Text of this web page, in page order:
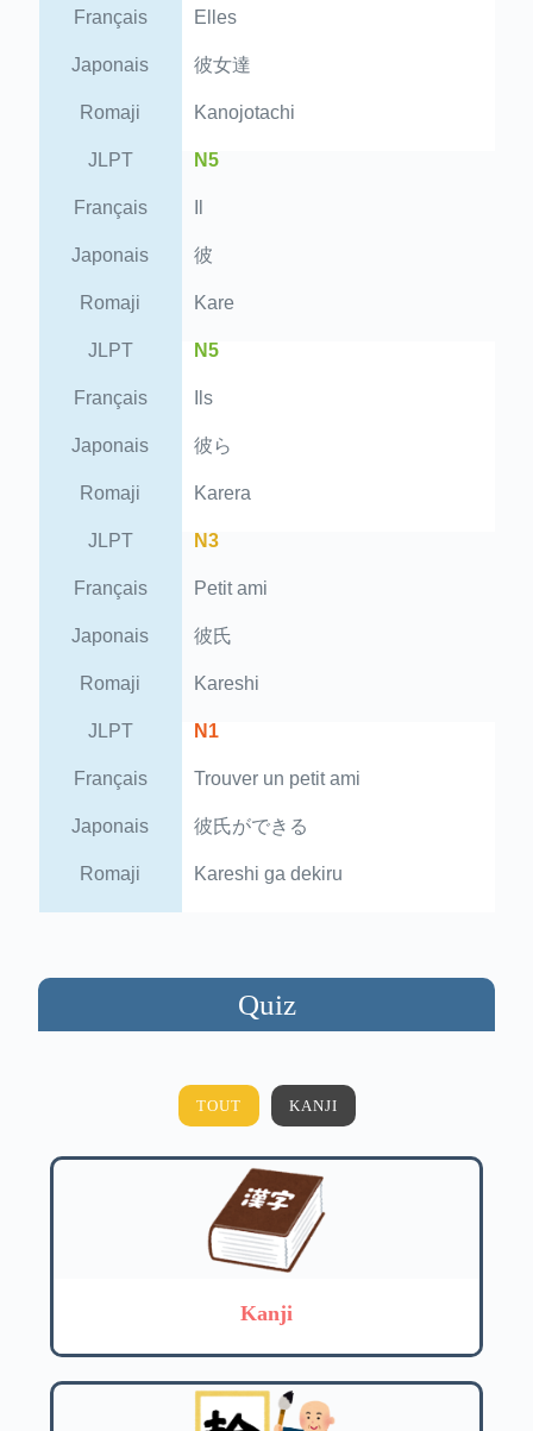
Français Elles
Japonais 彼女達
Romaji Kanojotachi
JLPT N5
Français
Japonais 彼
Romaji Kare
JLPT N5
Français Ils
Japonais 彼ら
Romaji Karera
JLPT N3
Français Petit ami
Japonais 彼氏
Romaji Kareshi
JLPT N1
Français Trouver un petit ami
Japonais 彼氏ができる
Romaji Kareshi ga dekiru
Quiz
TOUT KANJI
Kanji